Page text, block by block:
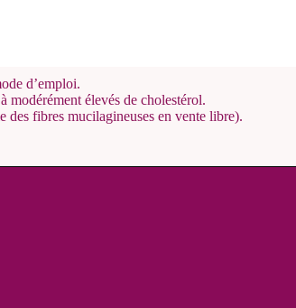
d’emploi.
modérément élevés de cholestérol.
des fibres mucilagineuses en vente libre).